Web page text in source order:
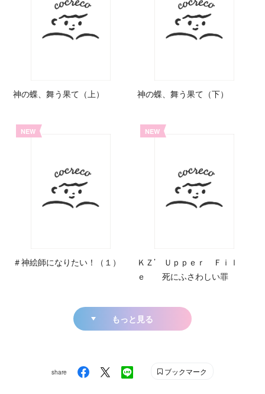
神の蝶、舞う果て（上） 神の蝶、舞う果て（下）
NEW
＃神絵師になりたい！（１）
NEW
ＫＺ’ Ｕｐｐｅｒ Ｆｉｌ
ｅ 死にふさわしい罪
もっと見る
share ブックマーク